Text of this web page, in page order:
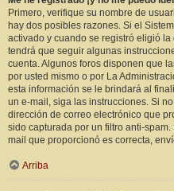
Primero, verifique su nombre de
hay dos posibles razones. Si el
activado y cuando se registró eligió la
tendrá que seguir algunas
cuenta. Algunos foros disponen que
por usted mismo o por La
esta información se le brindará al
un e-mail, siga las instrucciones. Si
dirección de correo electrónico que
sido capturada por un filtro anti-
mail que proporcionó es correcta,
Arriba